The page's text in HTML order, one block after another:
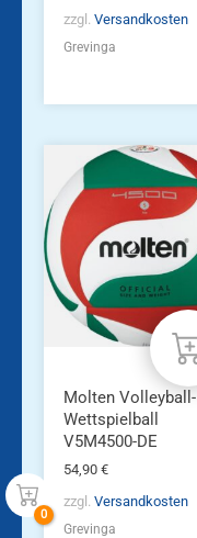
zzgl. Versandkosten
Grevinga
Molten Volleyball-
Wettspielball
V5M4500-DE
54,90 €
zzgl. Versandkosten
Grevinga